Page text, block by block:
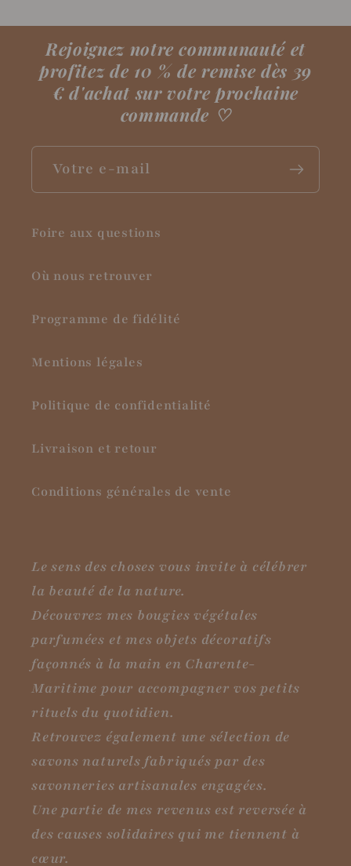
Rejoignez notre communauté et
profitez de 10 % de remise dès 39
€ d'achat sur votre prochaine
commande ♡
Votre e-mail
Foire aux questions
Où nous retrouver
Programme de fidélité
Mentions légales
Politique de confidentialité
Livraison et retour
Conditions générales de vente
Le sens des choses vous invite à célébrer
la beauté de la nature.
Découvrez mes bougies végétales
parfumées et mes objets décoratifs
façonnés à la main en Charente-
Maritime pour accompagner vos petits
rituels du quotidien.
Retrouvez également une sélection de
savons naturels fabriqués par des
savonneries artisanales engagées.
Une partie de mes revenus est reversée à
des causes solidaires qui me tiennent à
cœur.